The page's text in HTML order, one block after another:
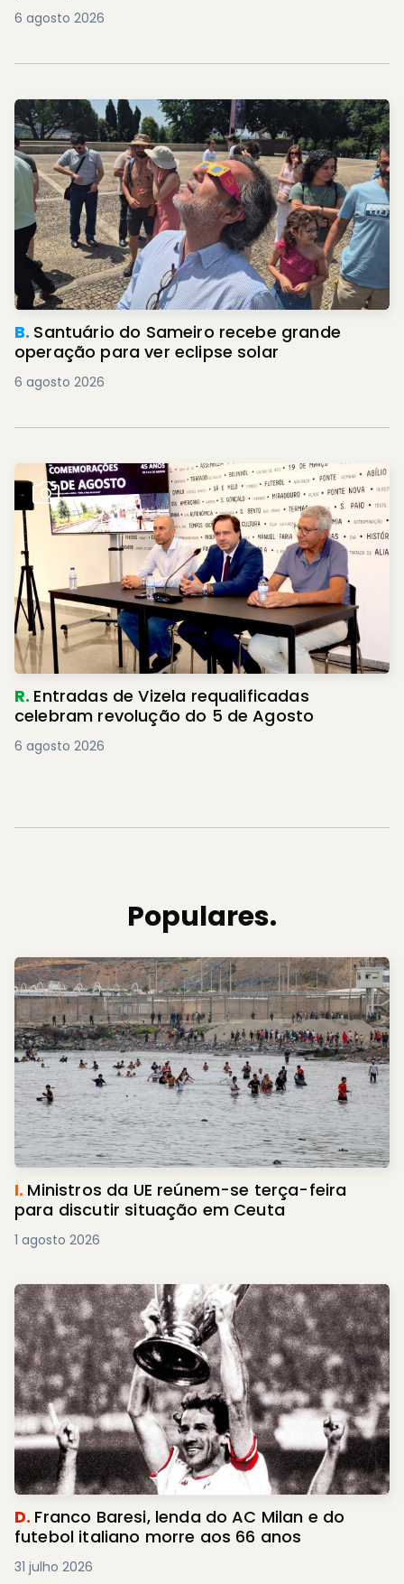
6 agosto 2026
B. Santuário do Sameiro recebe grande
operação para ver eclipse solar
6 agosto 2026
R. Entradas de Vizela requalificadas
celebram revolução do 5 de Agosto
6 agosto 2026
Populares.
I. Ministros da UE reúnem-se terça-feira
para discutir situação em Ceuta
1 agosto 2026
D. Franco Baresi, lenda do AC Milan e do
futebol italiano morre aos 66 anos
31 julho 2026